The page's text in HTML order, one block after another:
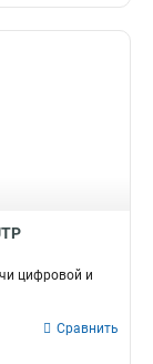
цифровой и
Сравнить